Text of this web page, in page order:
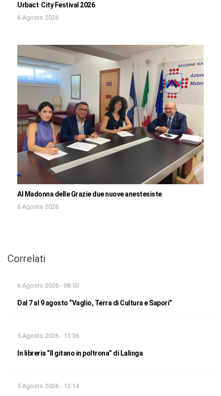
Urbact City Festival 2026
6 Agosto 2026
Al Madonna delle Grazie due nuove anestesiste
6 Agosto 2026
Correlati
6 Agosto 2026 - 08:50
Dal 7 al 9 agosto “Vaglio, Terra di Cultura e Sapori”
5 Agosto 2026 - 13:36
In libreria “Il gitano in poltrona” di Lalinga
5 Agosto 2026 - 13:14